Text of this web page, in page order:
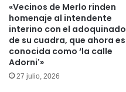
«Vecinos de Merlo rinden
homenaje al intendente
interino con el adoquinado
de su cuadra, que ahora es
conocida como ‘la calle
Adorni'»
27 julio, 2026